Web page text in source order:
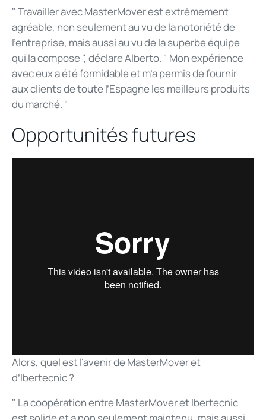
" Travailler avec MasterMover est extrêmement
agréable, non seulement au vu de la notoriété de
l’entreprise, mais aussi au vu de la superbe équipe
qui la compose ", déclare Alberto. " Mon expérience
avec eux a été formidable et m’a permis de fournir
aux clients de toute l’Espagne les meilleurs produits
du marché. "
Opportunités futures
Alors, quel est l’avenir de MasterMover et
d’Ibertecnic ?
" La coopération entre MasterMover et Ibertecnic